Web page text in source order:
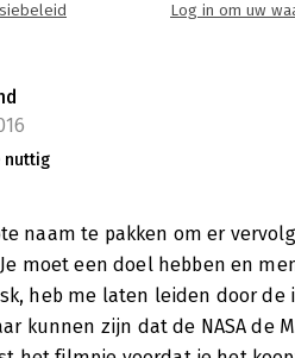
Log in om uw
nuttig
naam te pakken om er
moet een doel hebben en
heb me laten leiden door
kunnen zijn dat de NASA de